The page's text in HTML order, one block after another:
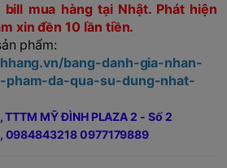
bill mua hàng tại Nhật. Phát hiện
xin đền 10 lần tiền.
phẩm:
bang-danh-gia-nhan-
da-qua-su-dung-nhat-
MỸ ĐÌNH PLAZA 2 - Số 2
0984843218 0977179889